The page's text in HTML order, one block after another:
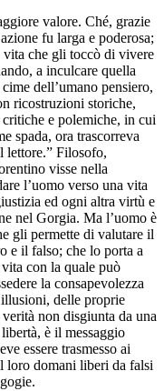
valore. Ché, grazie
fu larga e poderosa;
vita che gli toccò di vivere
a inculcare quella
dell’umano pensiero,
ricostruzioni storiche,
e polemiche, in cui
spada, ora trascorreva
lettore.” Filosofo,
visse nella
l’uomo verso una vita
ed ogni altra virtù e
nel Gorgia. Ma l’uomo è
gli permette di valutare il
e il falso; che lo porta a
con la quale può
la consapevolezza
delle proprie
non disgiunta da una
è il messaggio
essere trasmesso ai
loro domani liberi da falsi